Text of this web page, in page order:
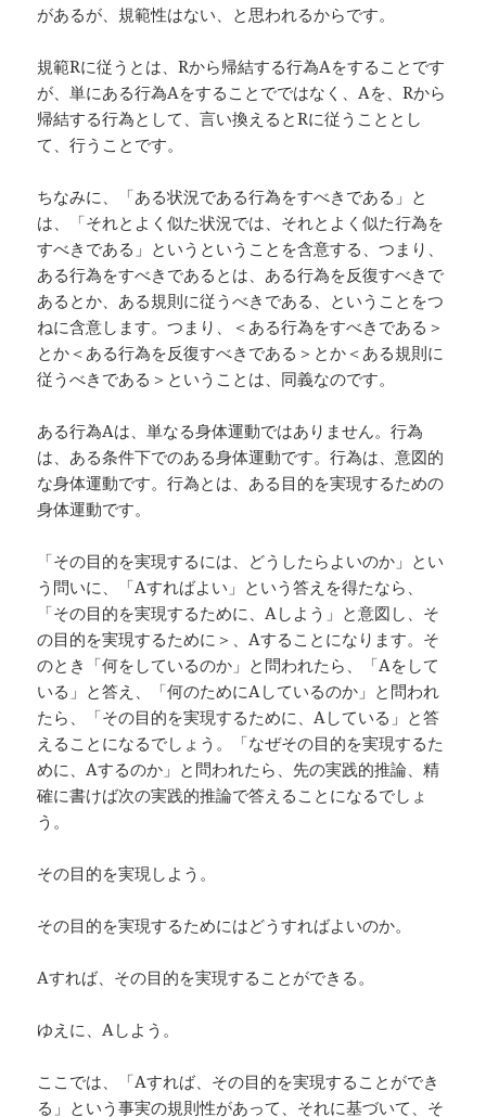
があるが、規範性はない、と思われるからです。
規範Rに従うとは、Rから帰結する行為Aをすることです
が、単にある行為Aをすることでではなく、Aを、Rから
帰結する行為として、言い換えるとRに従うこととし
て、行うことです。
ちなみに、「ある状況である行為をすべきである」と
は、「それとよく似た状況では、それとよく似た行為を
すべきである」というということを含意する、つまり、
ある行為をすべきであるとは、ある行為を反復すべきで
あるとか、ある規則に従うべきである、ということをつ
ねに含意します。つまり、＜ある行為をすべきである＞
とか＜ある行為を反復すべきである＞とか＜ある規則に
従うべきである＞ということは、同義なのです。
ある行為Aは、単なる身体運動ではありません。行為
は、ある条件下でのある身体運動です。行為は、意図的
な身体運動です。行為とは、ある目的を実現するための
身体運動です。
「その目的を実現するには、どうしたらよいのか」とい
う問いに、「Aすればよい」という答えを得たなら、
「その目的を実現するために、Aしよう」と意図し、そ
の目的を実現するために＞、Aすることになります。そ
のとき「何をしているのか」と問われたら、「Aをして
いる」と答え、「何のためにAしているのか」と問われ
たら、「その目的を実現するために、Aしている」と答
えることになるでしょう。「なぜその目的を実現するた
めに、Aするのか」と問われたら、先の実践的推論、精
確に書けば次の実践的推論で答えることになるでしょ
う。
その目的を実現しよう。
その目的を実現するためにはどうすればよいのか。
Aすれば、その目的を実現することができる。
ゆえに、Aしよう。
ここでは、「Aすれば、その目的を実現することができ
る」という事実の規則性があって、それに基づいて、そ